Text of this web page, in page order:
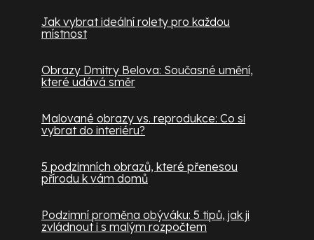
Jak vybrat ideální rolety pro každou
místnost
Obrazy Dmitry Belova: Současné umění,
které udává směr
Malované obrazy vs. reprodukce: Co si
vybrat do interiéru?
5 podzimních obrazů, které přenesou
přírodu k vám domů
Podzimní proměna obýváku: 5 tipů, jak ji
zvládnout i s malým rozpočtem